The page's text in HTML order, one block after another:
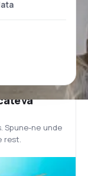
Spune-ne unde
rest.